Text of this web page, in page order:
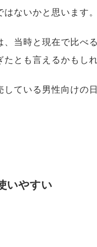
ないかと思います。
、当時と現在で比べ
とも言えるかもしれ
ている男性向けの
いやすい